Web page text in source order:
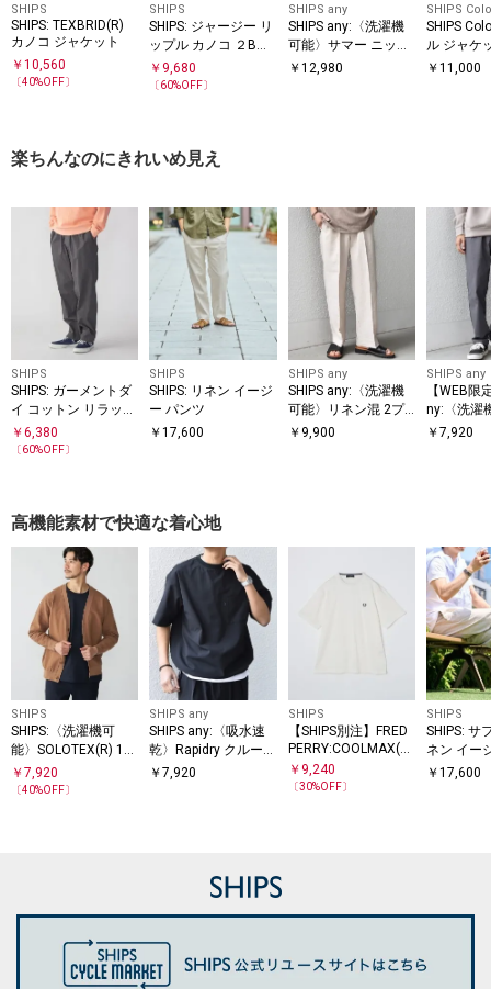
SHIPS
SHIPS: TEXBRID(R)
カノコ ジャケット
￥ 10,560
〔40%OFF〕
SHIPS
SHIPS: ジャージー リ
ップル カノコ ２Bジ
ャケット
￥ 9,680
〔60%OFF〕
SHIPS any
SHIPS any:〈洗濯機
可能〉サマー ニット
ジャケット 26SS◇
￥ 12,980
SHIPS
SHIPS
ル ジャケ
￥11,000
楽ちんなのにきれいめ見え
SHIPS
SHIPS: ガーメントダ
イ コットン リラック
ス イージーパンツ
￥ 6,380
〔60%OFF〕
SHIPS
SHIPS: リネン イージ
ー パンツ
￥17,600
SHIPS any
SHIPS any:〈洗濯機
可能〉リネン混 2プ
リーツ リラックス ワ
￥ 9,900
SHIPS any
【WEB限
ny:〈洗濯
カット〉
￥7,920
高機能素材で快適な着心地
SHIPS
SHIPS:〈洗濯機可
能〉SOLOTEX(R) 12
ゲージ ピケ Vネック
カーディガン
￥ 7,920
〔40%OFF〕
SHIPS any
SHIPS any:〈吸水速
乾〉Rapidry クルーネ
ック スピンドル ポケ
￥7,920
SHIPS
【SHIPS別注】FRED
PERRY:COOLMAX(R)
鹿の子 ワンポイント
ロゴ Tシャツ 25SS
￥ 9,240
〔30%OFF〕
SHIPS
SHIPS: サ
ネン イー
￥17,600